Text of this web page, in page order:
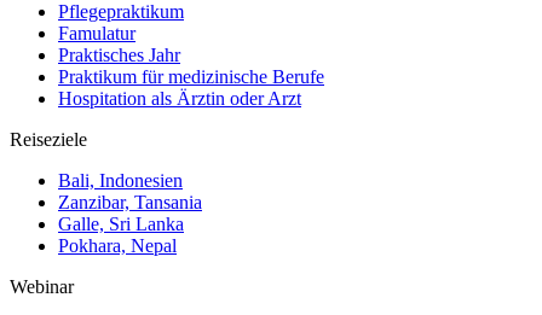
Pflegepraktikum
Famulatur
Praktisches Jahr
Praktikum für medizinische Berufe
Hospitation als Ärztin oder Arzt
Reiseziele
Bali, Indonesien
Zanzibar, Tansania
Galle, Sri Lanka
Pokhara, Nepal
Webinar